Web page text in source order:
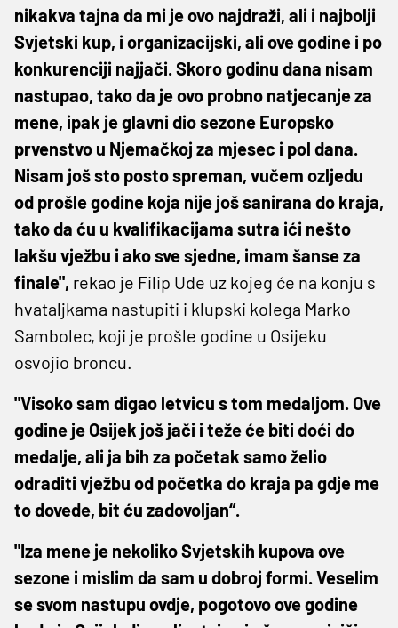
nikakva tajna da mi je ovo najdraži, ali i najbolji
Svjetski kup, i organizacijski, ali ove godine i po
konkurenciji najjači. Skoro godinu dana nisam
nastupao, tako da je ovo probno natjecanje za
mene, ipak je glavni dio sezone Europsko
prvenstvo u Njemačkoj za mjesec i pol dana.
Nisam još sto posto spreman, vučem ozljedu
od prošle godine koja nije još sanirana do kraja,
tako da ću u kvalifikacijama sutra ići nešto
lakšu vježbu i ako sve sjedne, imam šanse za
finale", rekao je Filip Ude uz kojeg će na konju s
hvataljkama nastupiti i klupski kolega Marko
Sambolec, koji je prošle godine u Osijeku
osvojio broncu.
"Visoko sam digao letvicu s tom medaljom. Ove
godine je Osijek još jači i teže će biti doći do
medalje, ali ja bih za početak samo želio
odraditi vježbu od početka do kraja pa gdje me
to dovede, bit ću zadovoljan“.
"Iza mene je nekoliko Svjetskih kupova ove
sezone i mislim da sam u dobroj formi. Veselim
se svom nastupu ovdje, pogotovo ove godine